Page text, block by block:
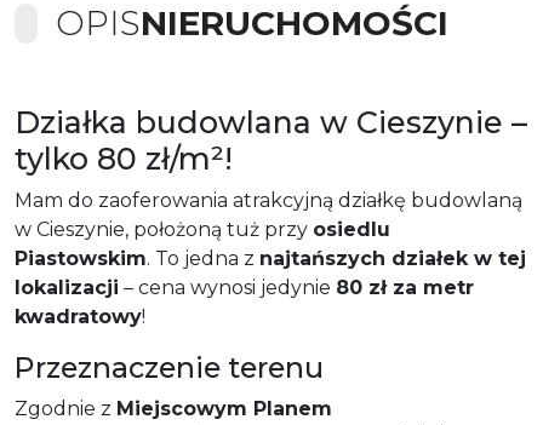
OPISNIERUCHOMOŚCI
Działka budowlana w Cieszynie –
tylko 80 zł/m²!
Mam do zaoferowania atrakcyjną działkę budowlaną
w Cieszynie, położoną tuż przy osiedlu
Piastowskim. To jedna z najtańszych działek w tej
lokalizacji – cena wynosi jedynie 80 zł za metr
kwadratowy!
Przeznaczenie terenu
Zgodnie z Miejscowym Planem